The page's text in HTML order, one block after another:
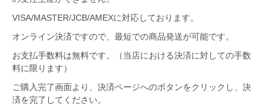
VISA/MASTER/JCB/AMEXに対応しております。
オンライン決済ですので、最短での商品発送が可能です。
お支払手数料は無料です。（当店における決済に対しての手数
料に限ります）
ご購入完了画面より、決済ページへのボタンをクリックし、決
済を完了してください。